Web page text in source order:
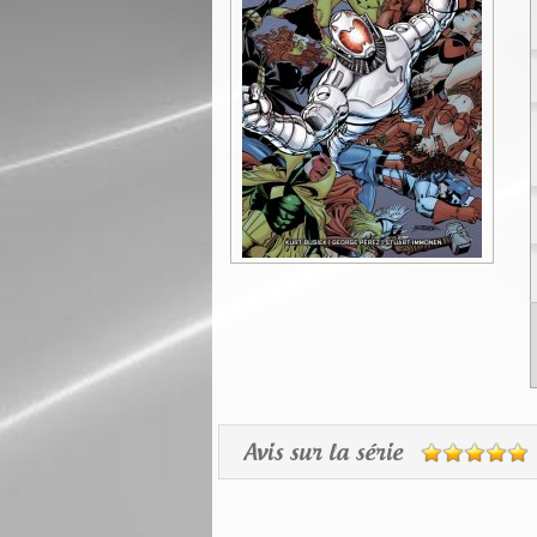
Avis sur la série